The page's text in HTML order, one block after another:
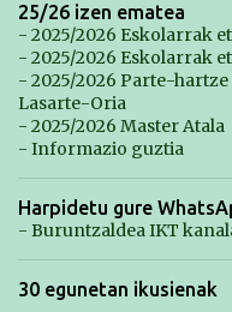
25/26 izen ematea
- 2025/2026 Eskolarrak
- 2025/2026 Eskolarrak
- 2025/2026 Parte-
Lasarte-Oria
- 2025/2026 Master Atala
- Informazio guztia
Harpidetu gure
- Buruntzaldea IKT
30 egunetan ikusienak